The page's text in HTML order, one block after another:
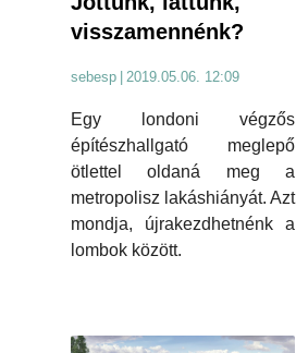
visszamennénk?
sebesp | 2019.05.06. 12:09
Egy londoni végzős
építészhallgató meglepő
ötlettel oldaná meg a
metropolisz lakáshiányát. Azt
mondja, újrakezdhetnénk a
lombok között.